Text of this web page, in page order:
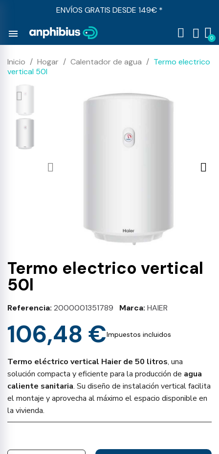
ENVÍOS GRATIS DESDE 149€ *
menu
Inicio Hogar Calentador de agua
Termo electrico
vertical 50l
Termo electrico vertical
50l
Referencia 2000001351789 Marca HAIER
106,48 €Impuestos incluidos
Termo eléctrico vertical Haier de 50 litros, una
solución compacta y eficiente para la producción de agua
caliente sanitaria. Su diseño de instalación vertical facilita
el montaje y aprovecha al máximo el espacio disponible en
la vivienda.